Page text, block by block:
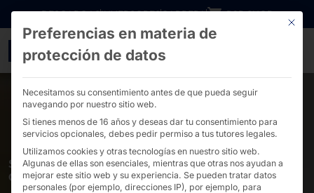
Ir directamente al contenido
DESCARGASINVERSORESCARRERA B2B SHOP
Soluciones de
SOLUCIONES DE AUTOSERVICIO PARA TIENDAS DE
CONVENIENCIA
Este
Preferencias en materia de
protección de datos
Necesitamos su consentimiento antes de que pueda seguir
navegando por nuestro sitio web.
Si tienes menos de 16 años y deseas dar tu consentimiento para
servicios opcionales, debes pedir permiso a tus tutores legales.
Utilizamos cookies y otras tecnologías en nuestro sitio web.
Algunas de ellas son esenciales, mientras que otras nos ayudan a
mejorar este sitio web y su experiencia. Se pueden tratar datos
personales (por ejemplo, direcciones IP), por ejemplo, para